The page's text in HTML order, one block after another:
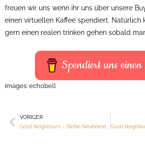
freuen wir uns wenn ihr uns über unsere
einen virtuellen Kaffee spendiert. Natürlich
gern einen realen trinken gehen sobald
Spendiert uns
Images: echobell
Zurück
VORIGER
Good Neighbours – Stefan Neuheimer und Gerald Zrenner – echobell / Glücksaffe